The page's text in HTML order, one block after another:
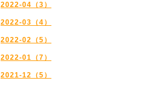
2022-04（3）
2022-03（4）
2022-02（5）
2022-01（7）
2021-12（5）